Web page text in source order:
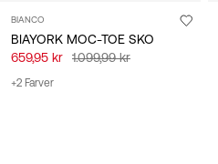
BIANCO
BIAYORK MOC-TOE SKO
659,95 kr
1.099,99 kr
+2 Farver